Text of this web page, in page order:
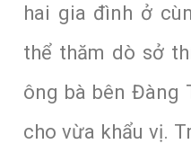
hai gia đình ở
thể thăm dò sở
ông bà bên Đàng
cho vừa khẩu vị.